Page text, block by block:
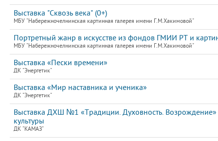
Выставка "Сквозь века" (0+)
МБУ "Набережночелнинская картинная галерея имени Г.М.Хакимовой"
Портретный жанр в искусстве из фондов ГМИИ РТ и
МБУ "Набережночелнинская картинная галерея имени Г.М.Хакимовой"
Выставка «Пески времени»
ДК "Энергетик"
Выставка «Мир наставника и ученика»
ДК "Энергетик"
Выставка ДХШ №1 «Традиции. Духовность.
культуры
ДК "КАМАЗ"